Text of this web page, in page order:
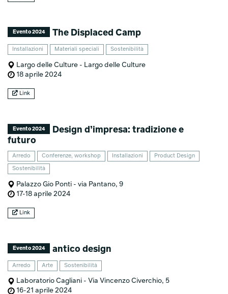
Evento 2024 The Displaced Camp
Installazioni Materiali speciali Sostenibilità
Largo delle Culture - Largo delle Culture
18 aprile 2024
Link
Evento 2024
Design d’impresa: tradizione e
futuro
Arredo Conferenze, workshop Installazioni Product Design
Sostenibilità
Palazzo Gio Ponti - via Pantano, 9
17-18 aprile 2024
Link
Evento 2024 antico design
Arredo Arte Sostenibilità
Laboratorio Cagliani - Via Vincenzo Civerchio, 5
16-21 aprile 2024